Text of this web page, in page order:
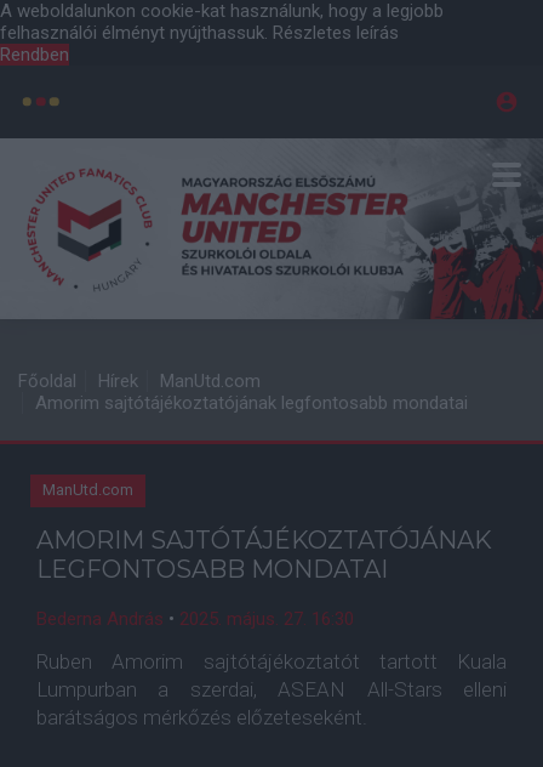
A weboldalunkon cookie-kat használunk, hogy a legjobb
felhasználói élményt nyújthassuk. Részletes leírás
Rendben
Főoldal Hírek
ManUtd.com
Amorim sajtótájékoztatójának legfontosabb mondatai
ManUtd.com
AMORIM SAJTÓTÁJÉKOZTATÓJÁNAK
LEGFONTOSABB MONDATAI
Bederna András • 2025. május. 27. 16:30
Ruben Amorim sajtótájékoztatót tartott Kuala
Lumpurban a szerdai, ASEAN All-Stars elleni
barátságos mérkőzés előzeteseként.